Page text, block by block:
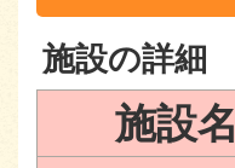
施設の詳細
施設名